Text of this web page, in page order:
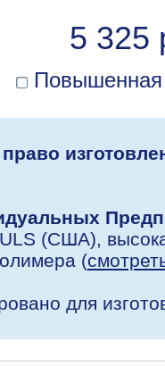
5 325
Повышенная
право
(США),
(
для